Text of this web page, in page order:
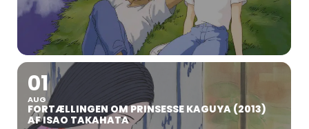
01
AUG
FORTÆLLINGEN OM PRINSESSE KAGUYA (2013)
AF ISAO TAKAHATA